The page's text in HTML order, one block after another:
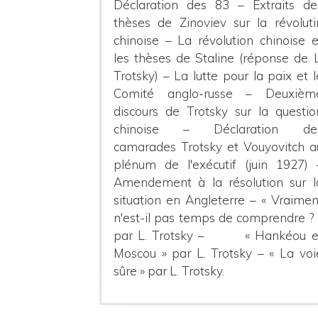
Déclaration des 83 – Extraits
thèses de Zinoviev sur la
chinoise – La révolution chinoise
les thèses de Staline (réponse de L.
Trotsky) – La lutte pour la paix et
Comité anglo-russe –
discours de Trotsky sur la
chinoise – Déclaration
camarades Trotsky et Vouyovitch
plénum de l'exécutif (juin 1927)
Amendement à la résolution sur
situation en Angleterre – «
n'est-il pas temps de comprendre ?
par L. Trotsky – « Hankéou
Moscou » par L. Trotsky – « La
sûre » par L. Trotsky.